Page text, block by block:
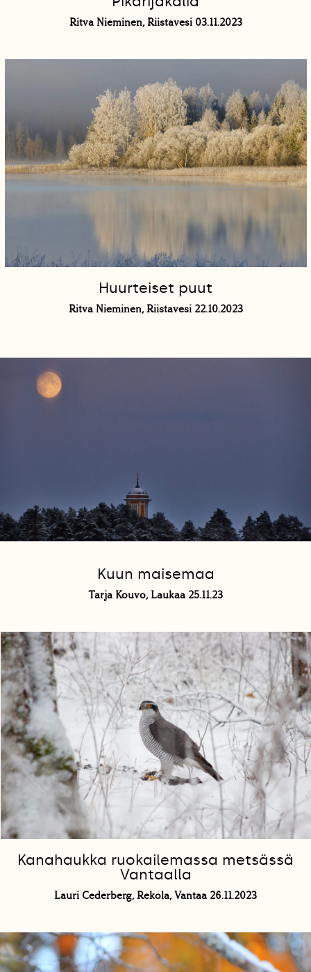
Ritva Nieminen, Riistavesi 03.11.2023
Huurteiset puut
Ritva Nieminen, Riistavesi 22.10.2023
Kuun maisemaa
Tarja Kouvo, Laukaa 25.11.23
Kanahaukka ruokailemassa metsässä
Vantaalla
Lauri Cederberg, Rekola, Vantaa 26.11.2023